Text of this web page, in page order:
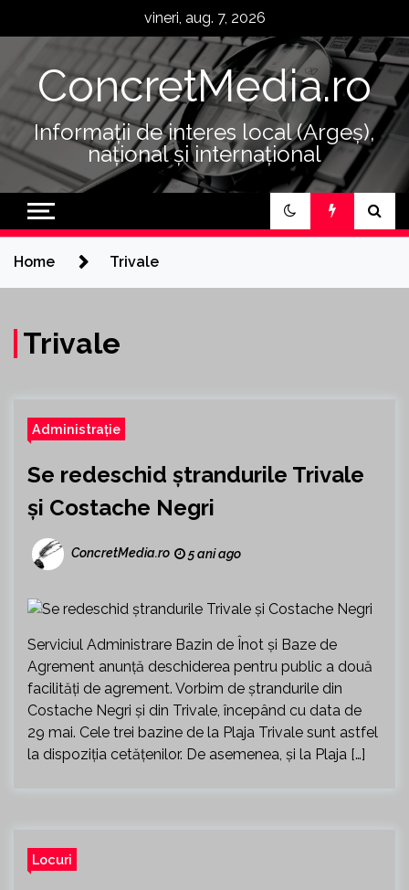
vineri, aug. 7, 2026
ConcretMedia.ro
Informații de interes local (Argeș),
național și internațional
Home Trivale
Trivale
Administrație
Se redeschid ștrandurile Trivale
și Costache Negri
ConcretMedia.ro 5 ani ago
Serviciul Administrare Bazin de Înot și Baze de
Agrement anunță deschiderea pentru public a două
facilități de agrement. Vorbim de ștrandurile din
Costache Negri și din Trivale, începând cu data de
29 mai. Cele trei bazine de la Plaja Trivale sunt astfel
la dispoziția cetățenilor. De asemenea, și la Plaja […]
Locuri